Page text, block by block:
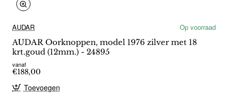
AUDAR
Op voorraad
AUDAR Oorknoppen, model 1976 zilver met 18
krt.goud (12mm.) - 24895
vanaf
€188,00
Toevoegen